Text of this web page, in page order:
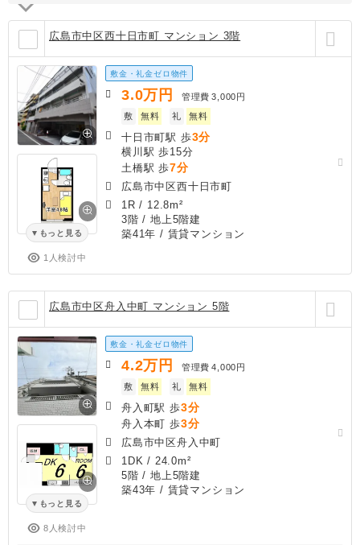
広島市中区西十日市町 マンション 3階
もっと見る
1人検討中
敷金・礼金ゼロ物件
3.0万円 管理費 3,000円
敷
無料 礼 無料
十日市町駅 歩3分
横川駅 歩15分
土橋駅 歩7分
広島市中区西十日市町
1R / 12.8m²
3階 / 地上5階建
築41年 / 賃貸マンション
広島市中区舟入中町 マンション 5階
もっと見る
8人検討中
敷金・礼金ゼロ物件
4.2万円 管理費 4,000円
敷
無料 礼 無料
舟入町駅 歩3分
舟入本町 歩3分
広島市中区舟入中町
1DK / 24.0m²
5階 / 地上5階建
築43年 / 賃貸マンション